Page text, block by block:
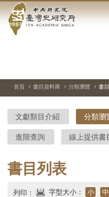
到中
央
院-
臺
灣
史
研
究
首頁 書目資料庫 分類瀏覽 書
文獻類目介紹 分類瀏
進階查詢 線上提供書
書目列表
列印： 字型大小： 小 中